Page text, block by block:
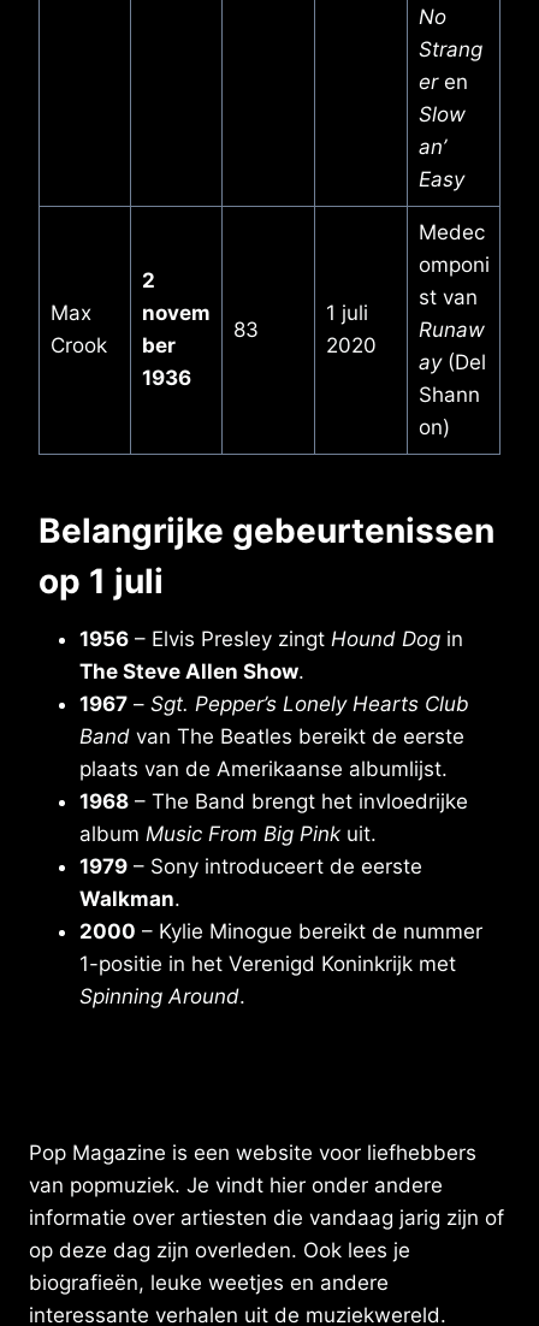
No
Strang
eren
Slow
an’
Easy
Max
Crook
2
novem
ber
1936
83
1 juli
2020
Medec
omponi
st van
Runaw
ay(Del
Shann
on)
Belangrijke gebeurtenissen
op 1 juli
1956 – Elvis Presley zingt Hound Dog in
The Steve Allen Show.
1967 – Sgt. Pepper’s Lonely Hearts Club
Band van The Beatles bereikt de eerste
plaats van de Amerikaanse albumlijst.
1968 – The Band brengt het invloedrijke
album Music From Big Pink uit.
1979 – Sony introduceert de eerste
Walkman.
2000 – Kylie Minogue bereikt de nummer
1-positie in het Verenigd Koninkrijk met
Spinning Around.
Pop Magazine is een website voor liefhebbers
van popmuziek. Je vindt hier onder andere
informatie over artiesten die vandaag jarig zijn of
op deze dag zijn overleden. Ook lees je
biografieën, leuke weetjes en andere
interessante verhalen uit de muziekwereld.